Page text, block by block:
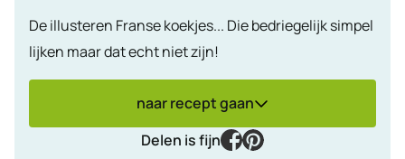
De illusteren Franse koekjes... Die bedriegelijk simpel
lijken maar dat echt niet zijn!
naar recept gaan
Delen is fijn
facebook
pinterest